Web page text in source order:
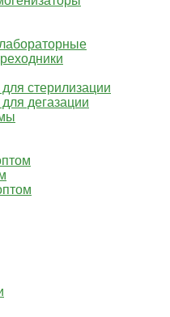
стерилизации
дегазации